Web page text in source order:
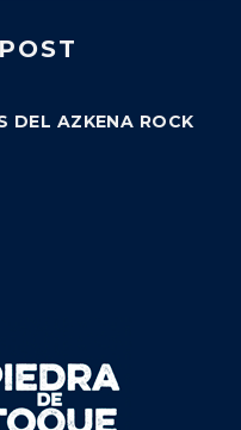
DEL AZKENA ROCK